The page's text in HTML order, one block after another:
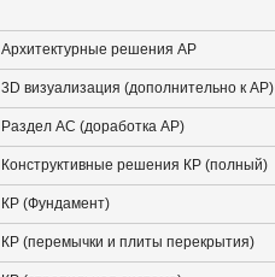
Архитектурные решения АР
3D визуализация (дополнительно к АР)
Раздел АС (доработка АР)
Конструктивные решения КР (полный)
КР (Фундамент)
КР (перемычки и плиты перекрытия)